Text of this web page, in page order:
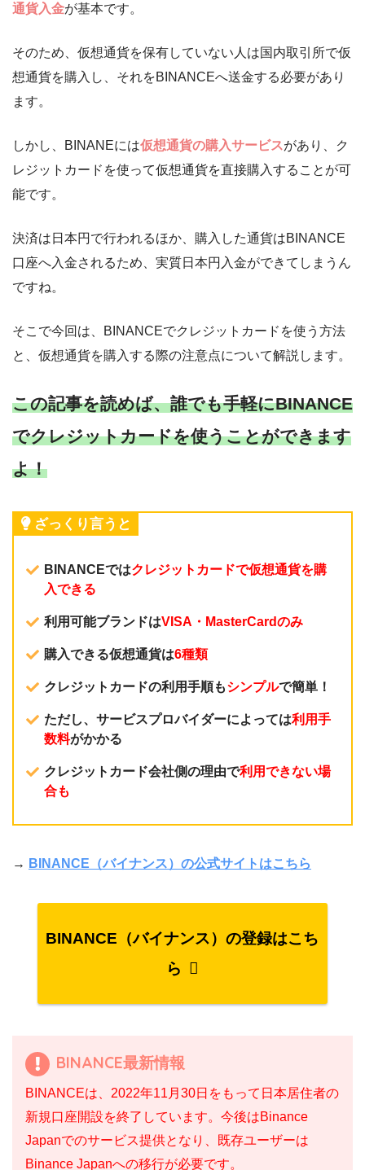
通貨入金が基本です。
そのため、仮想通貨を保有していない人は国内取引所で仮
想通貨を購入し、それをBINANCEへ送金する必要があり
ます。
しかし、BINANEには仮想通貨の購入サービスがあり、ク
レジットカードを使って仮想通貨を直接購入することが可
能です。
決済は日本円で行われるほか、購入した通貨はBINANCE
口座へ入金されるため、実質日本円入金ができてしまうん
ですね。
そこで今回は、BINANCEでクレジットカードを使う方法
と、仮想通貨を購入する際の注意点について解説します。
この記事を読めば、誰でも手軽にBINANCE
でクレジットカードを使うことができます
よ！
ざっくり言うと
BINANCEではクレジットカードで仮想通貨を購
入できる
利用可能ブランドはVISA・MasterCardのみ
購入できる仮想通貨は6種類
クレジットカードの利用手順もシンプルで簡単！
ただし、サービスプロバイダーによっては利用手
数料がかかる
クレジットカード会社側の理由で利用できない場
合も
→ BINANCE（バイナンス）の公式サイトはこちら
BINANCE（バイナンス）の登録はこち
ら
BINANCE最新情報
BINANCEは、2022年11月30日をもって日本居住者の
新規口座開設を終了しています。今後はBinance
Japanでのサービス提供となり、既存ユーザーは
Binance Japanへの移行が必要です。